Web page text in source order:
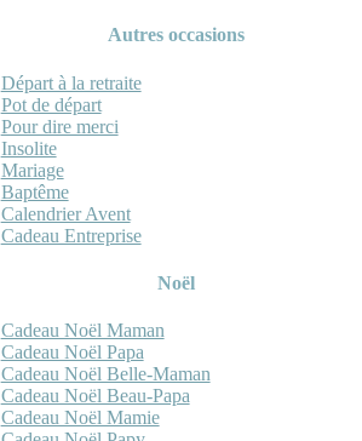
Autres occasions
Départ à la retraite
Pot de départ
Pour dire merci
Insolite
Mariage
Baptême
Calendrier Avent
Cadeau Entreprise
Noël
Cadeau Noël Maman
Cadeau Noël Papa
Cadeau Noël Belle-Maman
Cadeau Noël Beau-Papa
Cadeau Noël Mamie